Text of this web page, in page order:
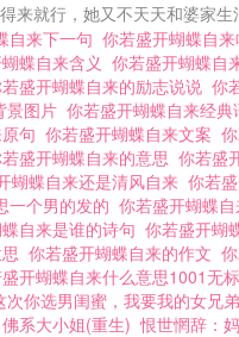
来就行，她又不天天和婆家
自来下一句 你若盛开蝴蝶自
蝶自来含义 你若盛开蝴蝶自
盛开蝴蝶自来的励志说说 你
景图片 你若盛开蝴蝶自来经典
句 你若盛开蝴蝶自来文案
盛开蝴蝶自来的意思 你若盛
蝴蝶自来还是清风自来 你若
一个男的发的 你若盛开蝴蝶
自来是谁的诗句 你若盛开蝴
你若盛开蝴蝶自来的作文
开蝴蝶自来什么意思1001无
次你选男闺蜜，我要我的女兄弟
佛系大小姐(重生) 恨世惘辞：